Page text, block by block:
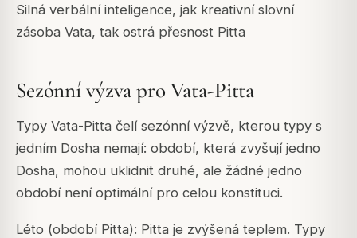
Silná verbální inteligence, jak kreativní slovní
zásoba Vata, tak ostrá přesnost Pitta
Sezónní výzva pro Vata-Pitta
Typy Vata-Pitta čelí sezónní výzvě, kterou typy s
jedním Dosha nemají: období, která zvyšují jedno
Dosha, mohou uklidnit druhé, ale žádné jedno
období není optimální pro celou konstituci.
Léto (období Pitta): Pitta je zvýšená teplem. Typy